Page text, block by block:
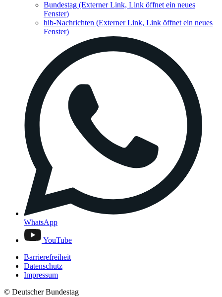
Bundestag (Externer Link, Link öffnet ein neues
Fenster)
hib-Nachrichten (Externer Link, Link öffnet ein neues
Fenster)
WhatsApp
YouTube
Barrierefreiheit
Datenschutz
Impressum
© Deutscher Bundestag